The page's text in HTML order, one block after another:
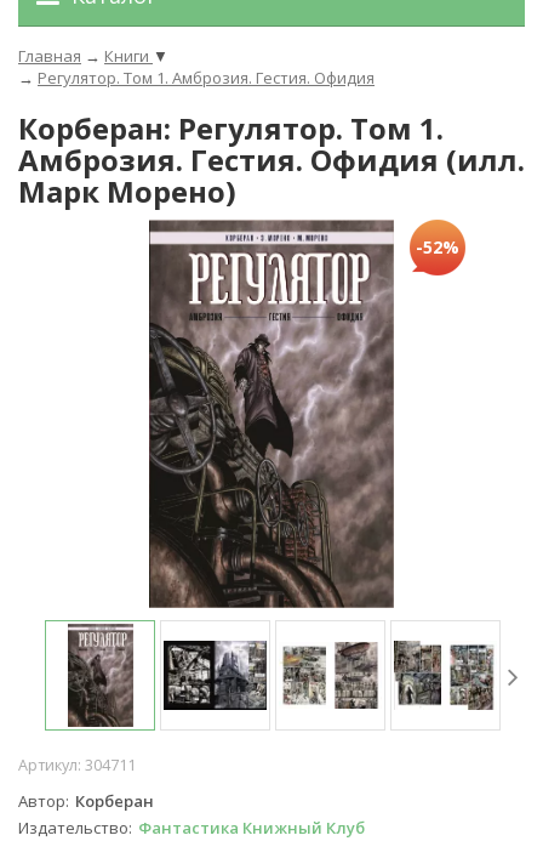
Главная → Книги ▼
→ Регулятор. Том 1. Амброзия. Гестия. Офидия
Корберан: Регулятор. Том 1.
Амброзия. Гестия. Офидия (илл.
Марк Морено)
-52%
Артикул: 304711
Автор Корберан
Издательство Фантастика Книжный Клуб